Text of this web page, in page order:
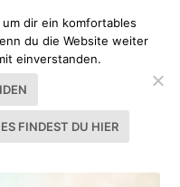
dir ein komfortables
du die Website weiter
einverstanden.
FINDEST DU HIER